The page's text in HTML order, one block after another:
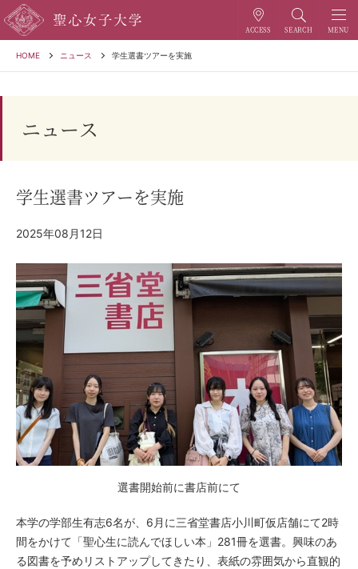
HOME ニュース 学生選書ツアーを実施
ニュース
学生選書ツアーを実施
2025年08月12日
選書開始前に書店前にて
本学の学部生有志6名が、6月に三省堂書店小川町仮店舗にて2時
間をかけて「聖心生に読んでほしい本」281冊を選書。興味のあ
る図書を予めリストアップしてきたり、表紙の雰囲気から直観的